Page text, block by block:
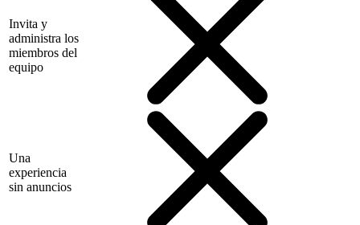
Invita y
administra los
miembros del
equipo
Una
experiencia
sin anuncios